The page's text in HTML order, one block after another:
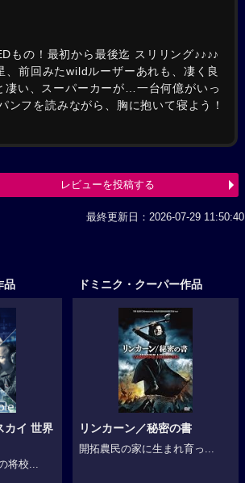
もの！最初から最後迄 スリリング♪♪♪♪
前回みたwildルーザーあれも、凄く良
凄い、スーパーカーが…一台何億がいっ
フを読みながら、胸に抱いて寝よう！
レビューを投稿する
最終更新日：2026-07-29 11:50:40
品
カイ 世界
将校...
ドミニク・クーパー作品
リンカーン／秘密の書
開拓農民の家に生まれ育っ...